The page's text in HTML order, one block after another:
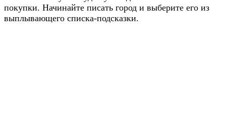
покупки. Начинайте писать город и выберите его из
выплывающего списка-подсказки.